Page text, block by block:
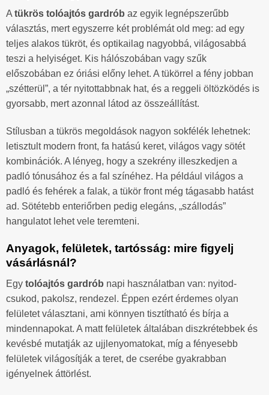
Atükrös tolóajtós gardrób az egyik legnépszerűbb
választás, mert egyszerre két problémát old meg: ad egy
teljes alakos tükröt, és optikailag nagyobbá, világosabbá
teszi a helyiséget. Kis hálószobában vagy szűk
előszobában ez óriási előny lehet. A tükörrel a fény jobban
„szétterül”, a tér nyitottabbnak hat, és a reggeli öltözködés is
gyorsabb, mert azonnal látod az összeállítást.
Stílusban a tükrös megoldások nagyon sokfélék lehetnek:
letisztult modern front, fa hatású keret, világos vagy sötét
kombinációk. A lényeg, hogy a szekrény illeszkedjen a
padló tónusához és a fal színéhez. Ha például világos a
padló és fehérek a falak, a tükör front még tágasabb hatást
ad. Sötétebb enteriőrben pedig elegáns, „szállodás”
hangulatot lehet vele teremteni.
Anyagok, felületek, tartósság: mire figyelj
vásárlásnál?
Egy tolóajtós gardrób napi használatban van: nyitod-
csukod, pakolsz, rendezel. Éppen ezért érdemes olyan
felületet választani, ami könnyen tisztítható és bírja a
mindennapokat. A matt felületek általában diszkrétebbek és
kevésbé mutatják az ujjlenyomatokat, míg a fényesebb
felületek világosítják a teret, de cserébe gyakrabban
igényelnek áttörlést.